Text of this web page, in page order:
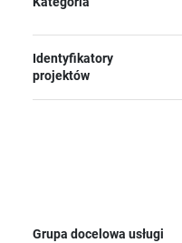
Identyfikatory
projektów
Grupa docelowa usługi